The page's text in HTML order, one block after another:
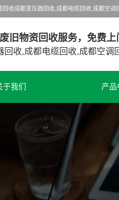
收成都变压器回收,成都电缆回收,成都空调
旧物资回收服务，免费
回收,成都电缆回收,成都空调
于我们 产品